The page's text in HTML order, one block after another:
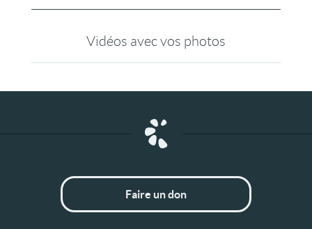
Vidéos avec vos photos
Faire un don